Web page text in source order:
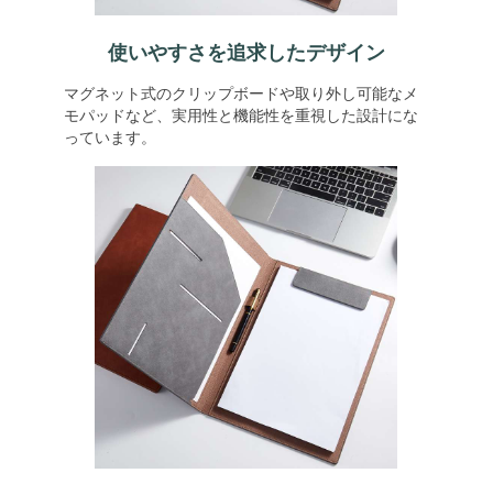
使いやすさを追求したデザイン
マグネット式のクリップボードや取り外し可能なメ
モパッドなど、実用性と機能性を重視した設計にな
っています。